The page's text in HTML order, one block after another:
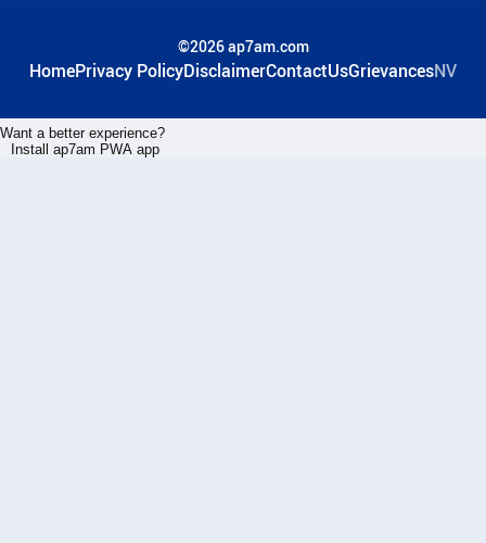
©2026 ap7am.com
HomePrivacy PolicyDisclaimerContactUsGrievancesNV
Want a better experience?
Install ap7am PWA app